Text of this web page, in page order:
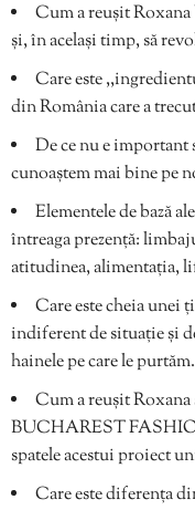
Cum a reușit Roxana
și, în același timp, să
Care este
din România care a
De ce nu e important
cunoaștem mai bine pe
Elementele de bază
întreaga prezență:
atitudinea, alimentația,
Care este cheia unei
indiferent de situație și
hainele pe care le purtăm.
Cum a reușit Roxana
BUCHAREST
spatele acestui proiect
Care este diferența